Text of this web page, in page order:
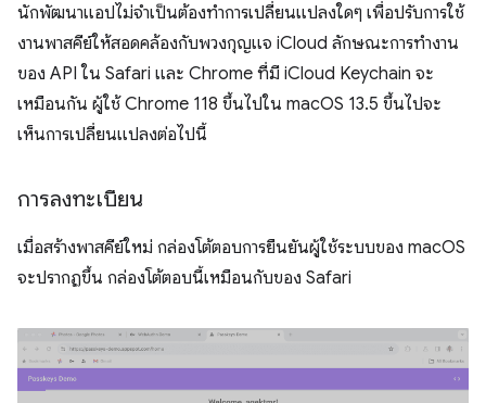
นักพัฒนาแอปไม่จําเป็นต้องทําการเปลี่ยนแปลงใดๆ เพื่อปรับการใช้
งานพาสคีย์ให้สอดคล้องกับพวงกุญแจ iCloud ลักษณะการทํางาน
ของ API ใน Safari และ Chrome ที่มี iCloud Keychain จะ
เหมือนกัน ผู้ใช้ Chrome 118 ขึ้นไปใน macOS 13.5 ขึ้นไปจะ
เห็นการเปลี่ยนแปลงต่อไปนี้
การลงทะเบียน
เมื่อสร้างพาสคีย์ใหม่ กล่องโต้ตอบการยืนยันผู้ใช้ระบบของ macOS
จะปรากฏขึ้น กล่องโต้ตอบนี้เหมือนกับของ Safari